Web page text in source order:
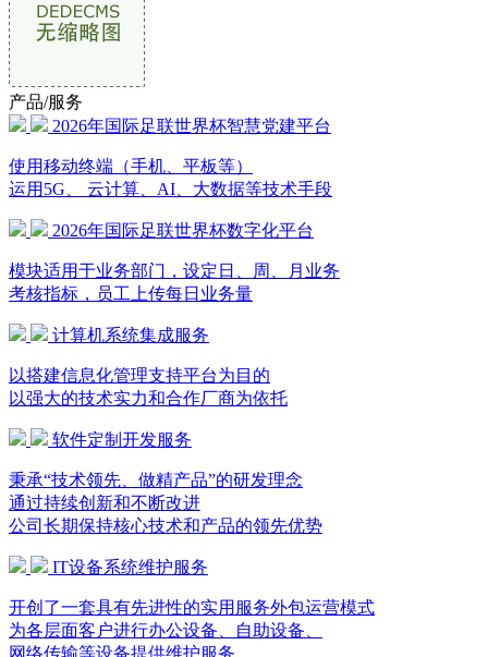
产品/服务
2026年国际足联世界杯智慧党建平台
使用移动终端（手机、平板等）
运用5G、 云计算、AI、大数据等技术手段
2026年国际足联世界杯数字化平台
模块适用于业务部门，设定日、周、月业务
考核指标，员工上传每日业务量
计算机系统集成服务
以搭建信息化管理支持平台为目的
以强大的技术实力和合作厂商为依托
软件定制开发服务
秉承“技术领先、做精产品”的研发理念
通过持续创新和不断改进
公司长期保持核心技术和产品的领先优势
IT设备系统维护服务
开创了一套具有先进性的实用服务外包运营模式
为各层面客户进行办公设备、自助设备、
网络传输等设备提供维护服务